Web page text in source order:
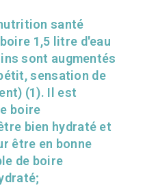
santé
1,5 litre d'eau
sont augmentés
sensation de
(1). Il est
boire
bien hydraté et
être en bonne
de boire